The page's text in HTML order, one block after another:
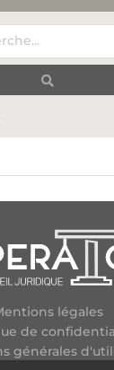
légales
de
générales